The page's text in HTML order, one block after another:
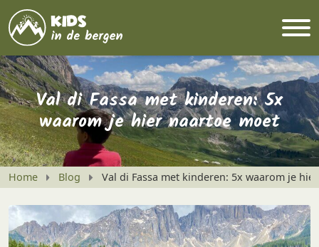
Val di Fassa met kinderen: 5x
waarom je hier naartoe moet
Home Blog Val di Fassa met kinderen: 5x waarom je